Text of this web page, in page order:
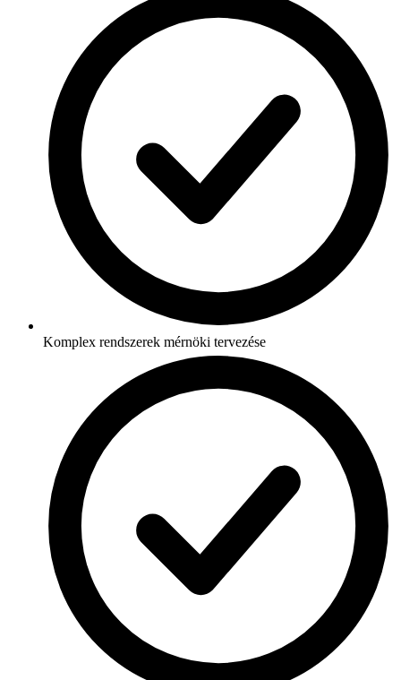
Komplex rendszerek mérnöki tervezése